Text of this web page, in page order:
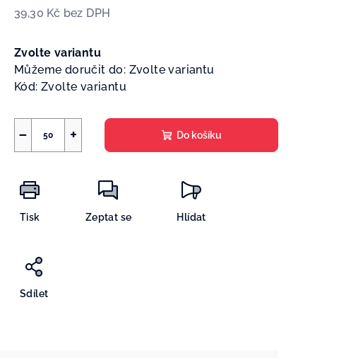
39,30 Kč bez DPH
cena:
Zvolte variantu
Můžeme doručit do: Zvolte variantu
Kód: Zvolte variantu
+
− Do košíku
Tisk Zeptat se Hlídat
Sdílet